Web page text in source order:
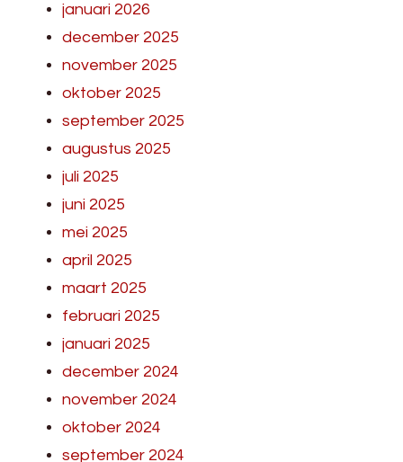
januari 2026
december 2025
november 2025
oktober 2025
september 2025
augustus 2025
juli 2025
juni 2025
mei 2025
april 2025
maart 2025
februari 2025
januari 2025
december 2024
november 2024
oktober 2024
september 2024